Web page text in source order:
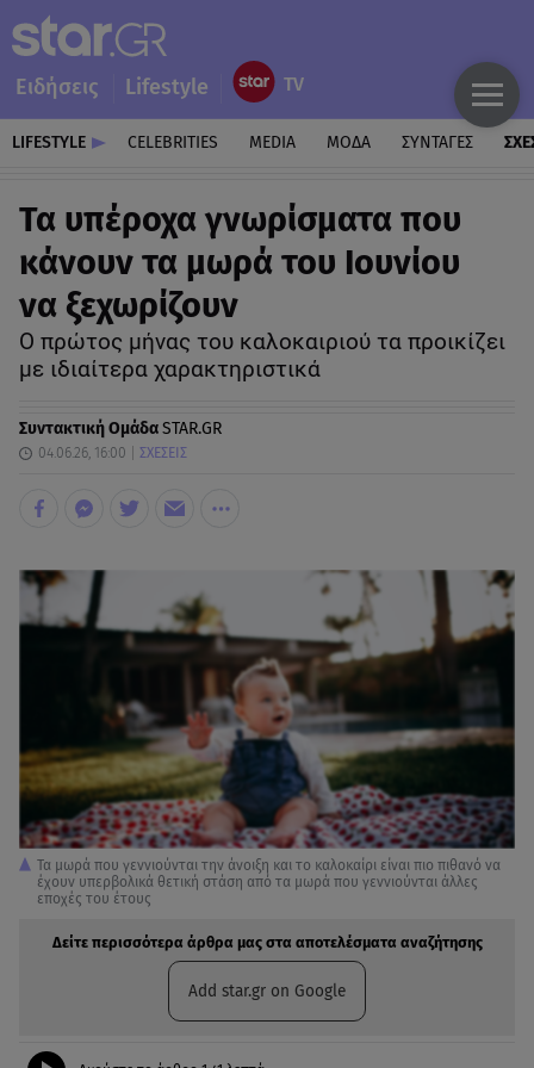
Ειδήσεις Lifestyle
LIFESTYLE CELEBRITIES MEDIA ΜΟΔΑ ΣΥΝΤΑΓΕΣ
Τα υπέροχα γνωρίσματα που
κάνουν τα μωρά του Ιουνίου
να ξεχωρίζουν
Ο πρώτος μήνας του καλοκαιριού τα προικίζει
με ιδιαίτερα χαρακτηριστικά
Συντακτική ΟμάδαSTAR.GR
04.06.26, 16:00 ΣΧΕΣΕΙΣ
Τα μωρά που γεννιούνται την άνοιξη και το καλοκαίρι είναι πιο πιθανό να
έχουν υπερβολικά θετική στάση από τα μωρά που γεννιούνται άλλες
εποχές του έτους
Δείτε περισσότερα άρθρα μας στα αποτελέσματα αναζήτησης
Add star.gr on Google